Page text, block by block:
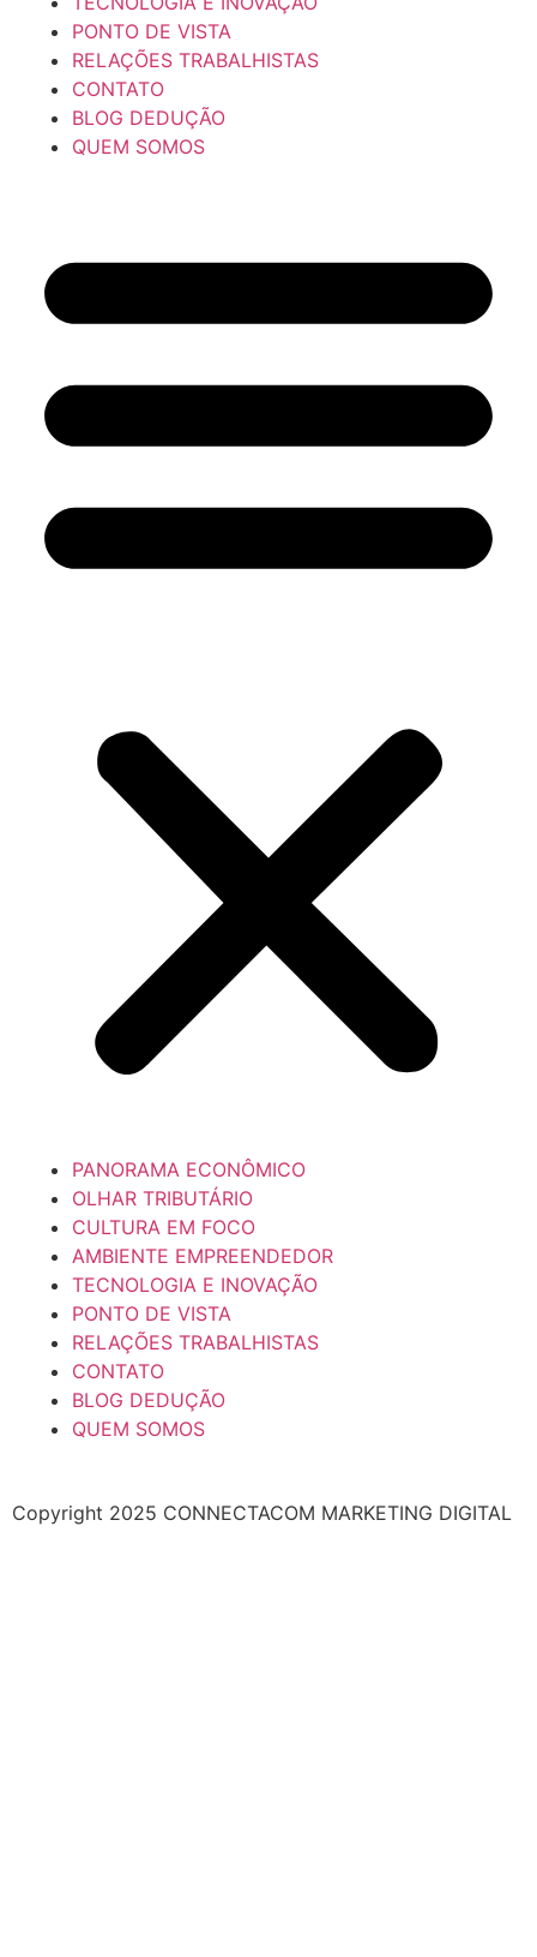
PONTO DE VISTA
RELAÇÕES TRABALHISTAS
CONTATO
BLOG DEDUÇÃO
QUEM SOMOS
PANORAMA ECONÔMICO
OLHAR TRIBUTÁRIO
CULTURA EM FOCO
AMBIENTE EMPREENDEDOR
TECNOLOGIA E INOVAÇÃO
PONTO DE VISTA
RELAÇÕES TRABALHISTAS
CONTATO
BLOG DEDUÇÃO
QUEM SOMOS
Copyright 2025 CONNECTACOM MARKETING DIGITAL